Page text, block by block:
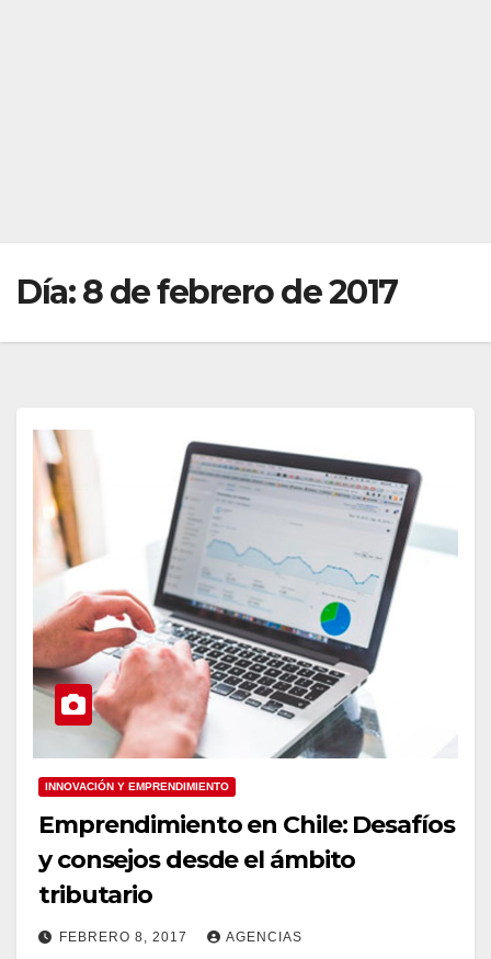
Día:8 de febrero de 2017
INNOVACIÓN Y EMPRENDIMIENTO
Emprendimiento en Chile: Desafíos
y consejos desde el ámbito
tributario
FEBRERO 8, 2017 AGENCIAS